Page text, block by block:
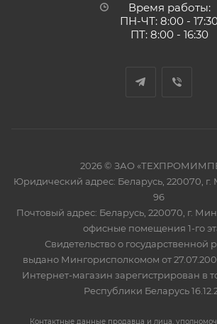
Время работы:
ПН-ЧТ: 8:00 -
ПТ: 8:00 - 16:30
2026 © ЗАО
Юридический адрес: Беларусь, 220070, г.
96
Почтовый адрес: Беларусь, 220070, г.
офисные помещения 1-го
Свидетельство о государственной
выдано Мингорисполкомом от
Интернет-магазин зарегистрирован в
Республики Беларусь
Контактные данные продавца и лица,